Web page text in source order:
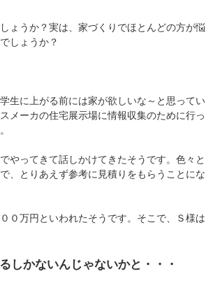
ょうか？実は、家づくりでほとんどの方が悩
しょうか？
生に上がる前には家が欲しいな～と思ってい
メーカの住宅展示場に情報収集のために行っ
やってきて話しかけてきたそうです。色々と
、とりあえず参考に見積りをもらうことにな
０万円といわれたそうです。そこで、Ｓ様は
しかないんじゃないかと・・・